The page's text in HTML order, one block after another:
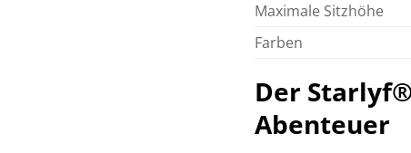
Maximale Sitzhöhe
Farben
Der
Abenteuer